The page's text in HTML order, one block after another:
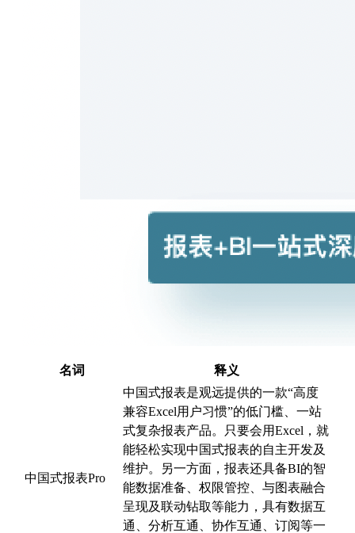
名词 释义
中国式报表Pro
中国式报表是观远提供的一款“高度
兼容Excel用户习惯”的低门槛、一站
式复杂报表产品。只要会用Excel，就
能轻松实现中国式报表的自主开发及
维护。另一方面，报表还具备BI的智
能数据准备、权限管控、与图表融合
呈现及联动钻取等能力，具有数据互
通、分析互通、协作互通、订阅等一